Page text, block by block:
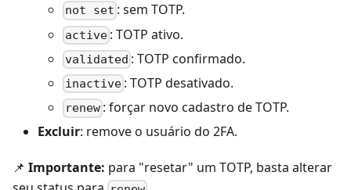
not set : sem TOTP.
active : TOTP ativo.
validated : TOTP confirmado.
inactive : TOTP desativado.
renew : forçar novo cadastro de TOTP.
Excluir: remove o usuário do 2FA.
📌 Importante: para "resetar" um TOTP, basta alterar